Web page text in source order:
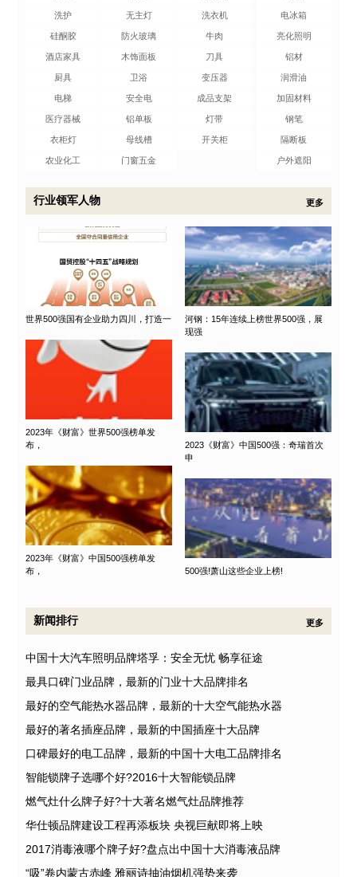
洗护 无主灯 电冰箱
洗衣机
硅酮胶 防火玻璃 亮化照明
牛肉
酒店家具 木饰面板 铝材
刀具
厨具 卫浴 润滑油
变压器
电梯 安全电 加固材料
成品支架
医疗器械 铝单板 钢笔
灯带
衣柜灯 母线槽 隔断板
开关柜
农业化工 门窗五金 户外遮阳
行业领军人物 更多
世界500强国有企业助力四川，打造一
河钢：15年连续上榜世界500强，展
现强
2023年《财富》世界500强榜单发
布，
2023《财富》中国500强：奇瑞首次
申
2023年《财富》中国500强榜单发
布，
500强!萧山这些企业上榜!
新闻排行 更多
中国十大汽车照明品牌塔孚：安全无忧 畅享征途
最具口碑门业品牌，最新的门业十大品牌排名
最好的空气能热水器品牌，最新的十大空气能热水器
最好的著名插座品牌，最新的中国插座十大品牌
口碑最好的电工品牌，最新的中国十大电工品牌排名
智能锁牌子选哪个好?2016十大智能锁品牌
燃气灶什么牌子好?十大著名燃气灶品牌推荐
华仕顿品牌建设工程再添板块 央视巨献即将上映
2017消毒液哪个牌子好?盘点出中国十大消毒液品牌
“吸”卷内蒙古赤峰 雅丽诗抽油烟机强势来袭